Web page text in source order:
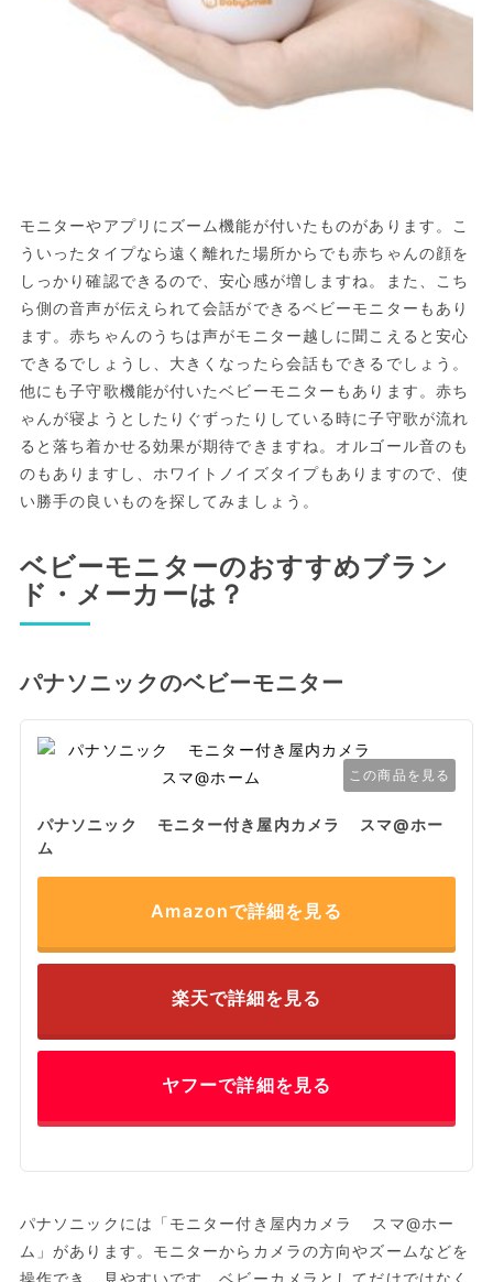
モニターやアプリにズーム機能が付いたものがあります。こ
ういったタイプなら遠く離れた場所からでも赤ちゃんの顔を
しっかり確認できるので、安心感が増しますね。また、こち
ら側の音声が伝えられて会話ができるベビーモニターもあり
ます。赤ちゃんのうちは声がモニター越しに聞こえると安心
できるでしょうし、大きくなったら会話もできるでしょう。
他にも子守歌機能が付いたベビーモニターもあります。赤ち
ゃんが寝ようとしたりぐずったりしている時に子守歌が流れ
ると落ち着かせる効果が期待できますね。オルゴール音のも
のもありますし、ホワイトノイズタイプもありますので、使
い勝手の良いものを探してみましょう。
ベビーモニターのおすすめブラン
ド・メーカーは？
パナソニックのベビーモニター
この商品を見る
パナソニック モニター付き屋内カメラ スマ@ホー
ム
Amazonで詳細を見る
楽天で詳細を見る
ヤフーで詳細を見る
パナソニックには「モニター付き屋内カメラ スマ@ホー
ム」があります。モニターからカメラの方向やズームなどを